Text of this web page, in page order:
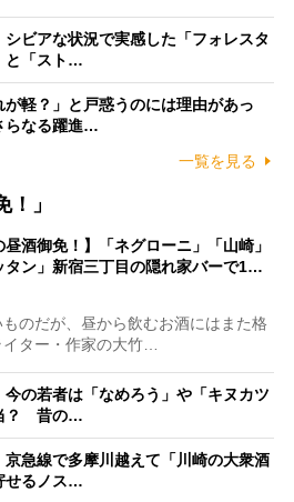
シビアな状況で実感した「フォレスタ
と「スト…
軽？」と戸惑うのには理由があっ
らなる躍進…
一覧を見る
」
昼酒御免！】「ネグローニ」「山崎」
タン」新宿三丁目の隠れ家バーで1…
のだが、昼から飲むお酒にはまた格
ター・作家の大竹…
今の若者は「なめろう」や「キヌカツ
？ 昔の…
京急線で多摩川越えて「川崎の大衆酒
せるノス…